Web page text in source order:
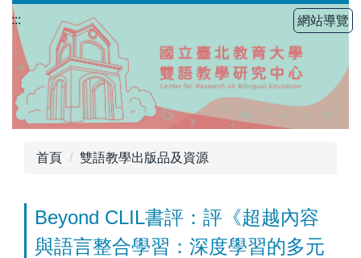
跳
到
主
要
容
區
::: 網站導覽
首頁 雙語教學出版品及資源
Beyond CLIL書評：評《超越內容
與語言整合學習：深度學習的多元